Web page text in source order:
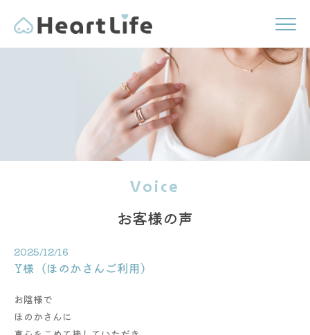
Voice
お客様の声
2025/12/16
Y様（ほのかさんご利用）
お陰様で
ほのかさんに